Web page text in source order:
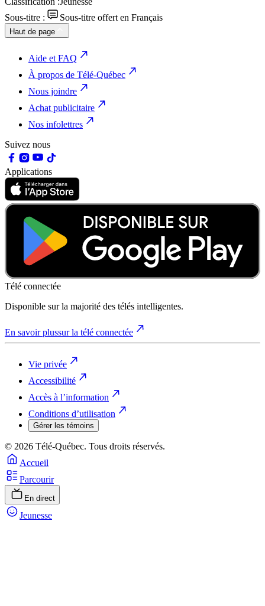
Sous-titre :
Sous-titre offert en Français
Haut de page
Aide et FAQ
À propos de Télé-Québec
Nous joindre
Achat publicitaire
Nos infolettres
Suivez nous
Applications
Télé connectée
Disponible sur la majorité des télés intelligentes.
En savoir plussur la télé connectée
Vie privée
Accessibilité
Accès à l’information
Conditions d’utilisation
Gérer les témoins
© 2026 Télé-Québec. Tous droits réservés.
Accueil
Parcourir
En direct
Jeunesse